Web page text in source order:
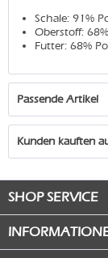
Schale: 91%
Oberstoff:
Futter: 68%
Passende Artikel
Kunden kauften
SHOP SERVICE